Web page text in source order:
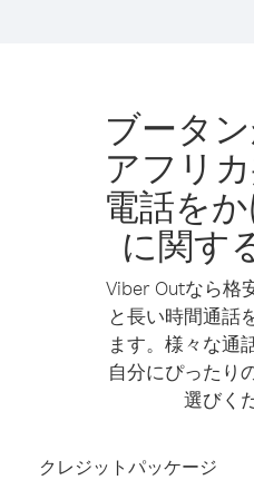
ブータ
アフリ
電話を
に関す
Viber Outなら格
と長い時間通話
ます。様々な通
自分にぴったり
選びく
クレジットパッケージ